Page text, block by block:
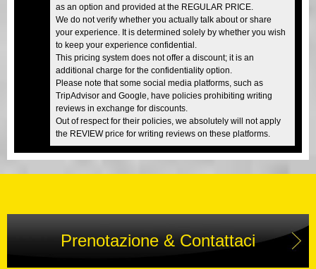
as an option and provided at the REGULAR PRICE.
We do not verify whether you actually talk about or share
your experience. It is determined solely by whether you wish
to keep your experience confidential.
This pricing system does not offer a discount; it is an
additional charge for the confidentiality option.
Please note that some social media platforms, such as
TripAdvisor and Google, have policies prohibiting writing
reviews in exchange for discounts.
Out of respect for their policies, we absolutely will not apply
the REVIEW price for writing reviews on these platforms.
Prenotazione & Contattaci